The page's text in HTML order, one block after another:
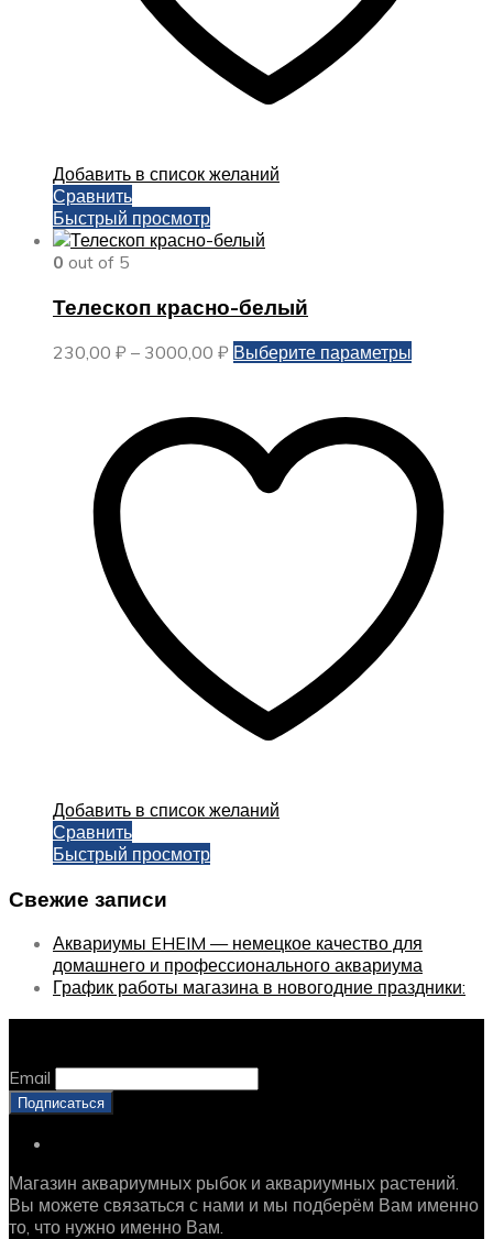
Добавить в список желаний
Сравнить
Быстрый просмотр
0 out of 5
Телескоп красно-белый
230,00 ₽ – 3000,00 ₽ Диапазон
3000,00 ₽
Выберите параметры
вариаций.
Опции
можно
выбрать
на
странице
товара.
Добавить в список желаний
Сравнить
Быстрый просмотр
Свежие записи
Аквариумы EHEIM — немецкое качество для
домашнего и профессионального аквариума
График работы магазина в новогодние праздники:
Email
Магазин аквариумных рыбок и аквариумных растений.
Вы можете связаться с нами и мы подберём Вам именно
то, что нужно именно Вам.